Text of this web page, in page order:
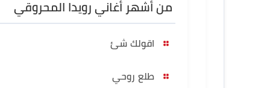
من أشهر أغاني رويدا المحروقي
اقولك شئ
طلع روحي